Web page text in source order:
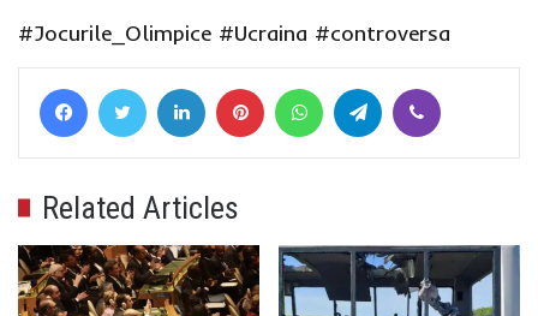
#Jocurile_Olimpice #Ucraina #controversa
FacebookTwitter LinkedIn Pinterest WhatsAppTelegram
Related Articles